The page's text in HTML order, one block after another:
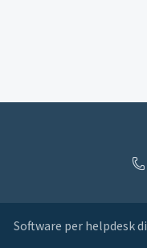
Software per helpdesk di